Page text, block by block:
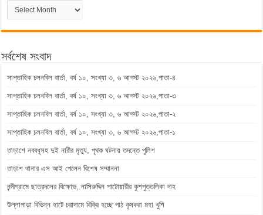
পুরাতন
সংবাদ
সর্বশেষ সংবাদ
সাপ্তাহিক চলনবিল বার্তা, বর্ষ ১০, সংখ্যা ৩, ৬ আগস্ট ২০২৬,পাতা-৪
সাপ্তাহিক চলনবিল বার্তা, বর্ষ ১০, সংখ্যা ৩, ৬ আগস্ট ২০২৬,পাতা-৩
সাপ্তাহিক চলনবিল বার্তা, বর্ষ ১০, সংখ্যা ৩, ৬ আগস্ট ২০২৬,পাতা-২
সাপ্তাহিক চলনবিল বার্তা, বর্ষ ১০, সংখ্যা ৩, ৬ আগস্ট ২০২৬,পাতা-১
তাড়াশে নববধূসহ দুই নারীর মৃত্যু, পৃথক ঘটনায় তদন্তে পুলিশ
তাড়াশ থানার এস আই পেলেন বিশেষ সম্মাননা
নন্দীগ্রামে ছাত্রদলের বিক্ষোভ, নাসিরুদ্দিন পাটোয়ারীর কুশপুত্তলিকা দাহ
উল্লাপাড়া বিভিন্ন হাটে চরাদামে বিক্রি হচ্ছে পাঠ কৃষকরা মহা খুশি